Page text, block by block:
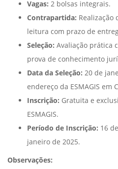
Vagas: 2 bolsas integrais.
Contrapartida: Realização
leitura com prazo de
Seleção: Avaliação prática
prova de conhecimento
Data da Seleção: 20 de
endereço da ESMAGIS em
Inscrição: Gratuita e
ESMAGIS.
Período de Inscrição: 16
janeiro de 2025.
Observações: